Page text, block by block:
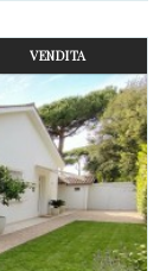
VENDITA